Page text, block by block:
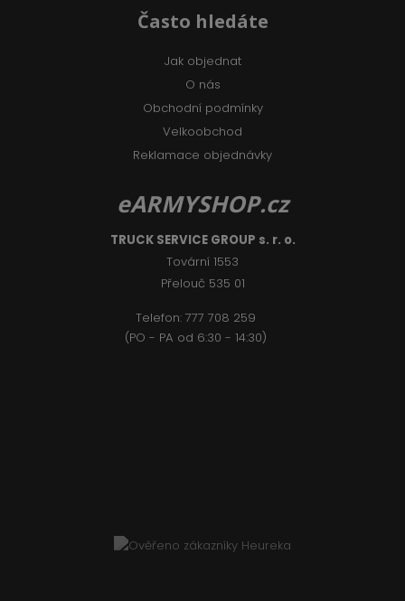
Často hledáte
Jak objednat
O nás
Obchodní podmínky
Velkoobchod
Reklamace objednávky
eARMYSHOP.cz
TRUCK SERVICE GROUP s. r. o.
Tovární 1553
Přelouč 535 01
Telefon: 777 708 259
(PO - PA od 6:30 - 14:30)